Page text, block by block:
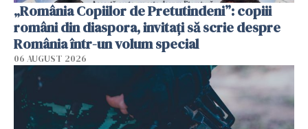
„România Copiilor de Pretutindeni”: copiii
români din diaspora, invitați să scrie despre
România într-un volum special
06 AUGUST 2026